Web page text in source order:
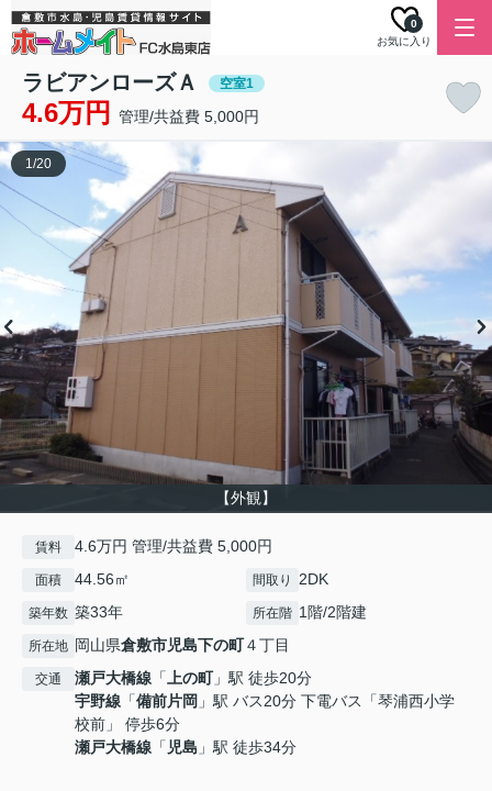
お気に入り
0
ラビアンローズＡ 空室1
4.6万円 管理/共益費 5,000円
【外観】
1/20
賃料 4.6万円 管理/共益費 5,000円
面積 44.56㎡ 間取り 2DK
築年数 築33年 所在階 1階/2階建
所在地 岡山県倉敷市児島下の町４丁目
交通 瀬戸大橋線 「上の町」駅 徒歩20分
宇野線 「備前片岡 」駅 バス20分 下電バス「琴浦西小学
校前」 停歩6分
瀬戸大橋線 「 児島 」駅 徒歩34分